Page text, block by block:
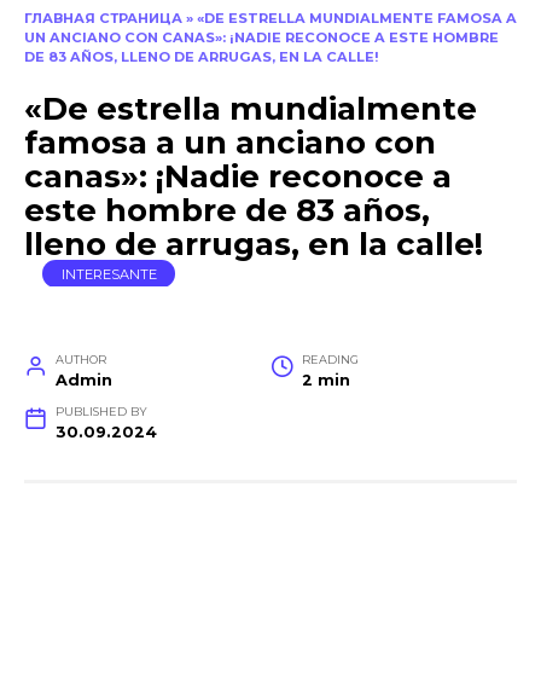
ГЛАВНАЯ СТРАНИЦА » «DE ESTRELLA MUNDIALMENTE FAMOSA A
UN ANCIANO CON CANAS»: ¡NADIE RECONOCE A ESTE HOMBRE
DE 83 AÑOS, LLENO DE ARRUGAS, EN LA CALLE!
«De estrella mundialmente
famosa a un anciano con
canas»: ¡Nadie reconoce a
este hombre de 83 años,
lleno de arrugas, en la calle!
INTERESANTE
AUTHOR
Admin
READING
2 min
PUBLISHED BY
30.09.2024